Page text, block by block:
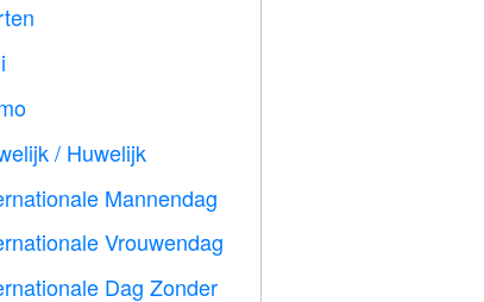
/ Huwelijk
Mannendag
Vrouwendag
Dag Zonder